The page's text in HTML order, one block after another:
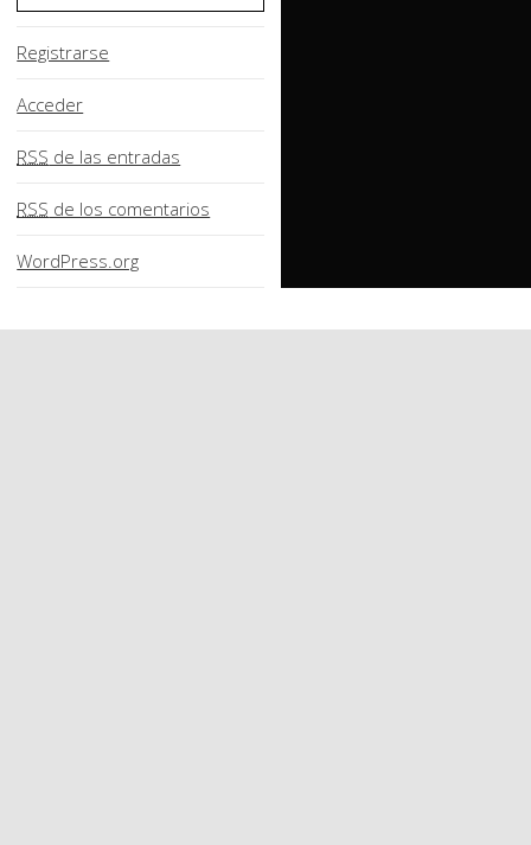
Registrarse
Acceder
RSS de las entradas
RSS de los comentarios
WordPress.org